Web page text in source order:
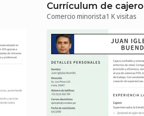
Currículum de cajero
Comercio minorista1 K visitas